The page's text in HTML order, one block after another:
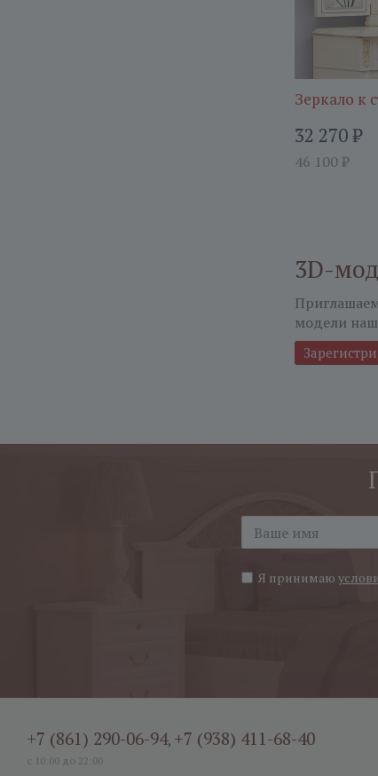
Зеркало к
32 270₽
46 100 ₽
3D-
модели
Я принимаю
+7 (861) 290-06-94, +7 (938) 411-68-40
с 10:00 до 22:00